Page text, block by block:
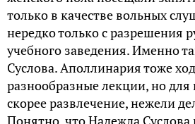
только в качестве вольных
нередко только с разрешения
учебного заведения. Именно
Суслова. Аполлинария тоже
разнообразные лекции, но для
скорее развлечение, нежели
Понятно, что Надежда Суслова